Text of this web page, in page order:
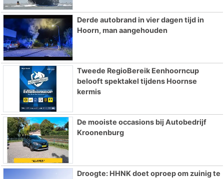
Derde autobrand in vier dagen tijd in
Hoorn, man aangehouden
Tweede RegioBereik Eenhoorncup
belooft spektakel tijdens Hoornse
kermis
De mooiste occasions bij Autobedrijf
Kroonenburg
Droogte: HHNK doet oproep om zuinig te